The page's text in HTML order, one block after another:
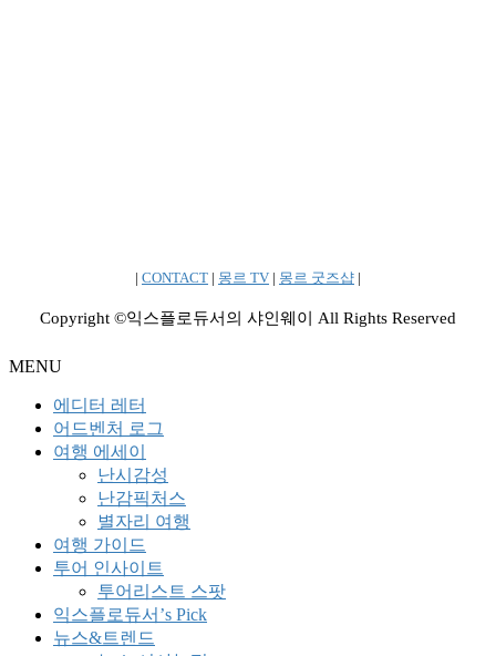
| CONTACT | 몽르 TV | 몽르 굿즈샵 |
Copyright ©익스플로듀서의 샤인웨이 All Rights Reserved
MENU
에디터 레터
어드벤처 로그
여행 에세이
난시감성
난감픽처스
별자리 여행
여행 가이드
투어 인사이트
투어리스트 스팟
익스플로듀서’s Pick
뉴스&트렌드